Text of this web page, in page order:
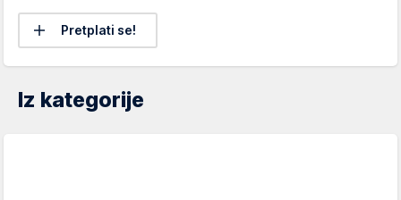
Pretplati se!
Iz kategorije